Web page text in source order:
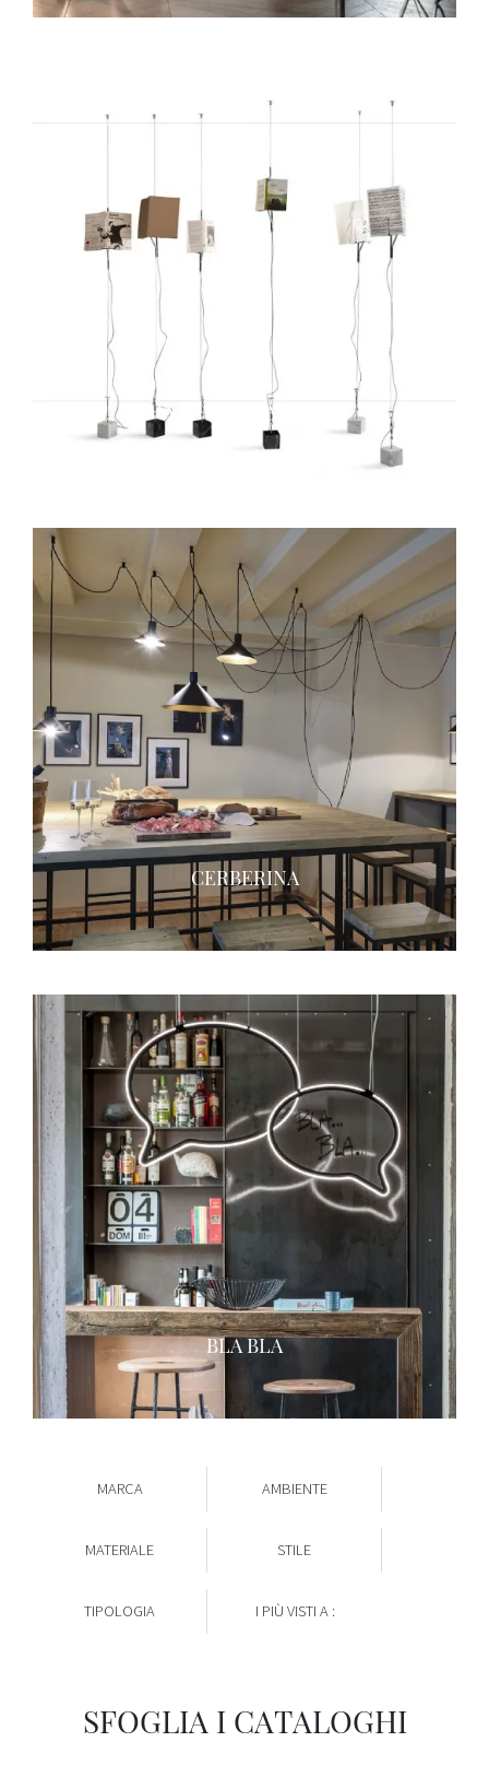
MARCA AMBIENTE
MATERIALE STILE
TIPOLOGIA I PIÙ VISTI A :
ONCE UPON A LIGHT
CERBERINA
BLA BLA
SFOGLIA I CATALOGHI